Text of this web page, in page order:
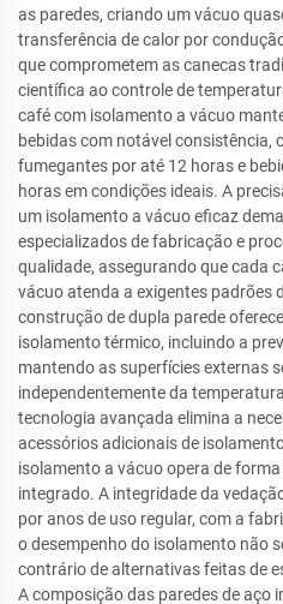
as paredes, criando um vácuo
transferência de calor por
que comprometem as canecas
científica ao controle de
café com isolamento a vácuo
bebidas com notável consistência,
fumegantes por até 12 horas e
horas em condições ideais. A
um isolamento a vácuo eficaz
especializados de fabricação e
qualidade, assegurando que cada
vácuo atenda a exigentes padrões
construção de dupla parede
isolamento térmico, incluindo a
mantendo as superfícies externas
independentemente da
tecnologia avançada elimina a
acessórios adicionais de
isolamento a vácuo opera de
integrado. A integridade da
por anos de uso regular, com a
o desempenho do isolamento não
contrário de alternativas feitas de
A composição das paredes de aço